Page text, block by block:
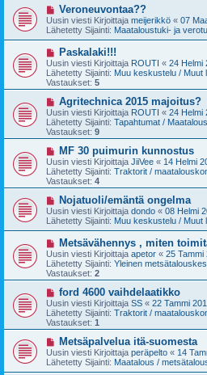
s
t
U
u
s
i
v
e
s
t
Veroneuvontaa??
Uusin viesti Kirjoittaja meijerikkö « 07
Lähetetty Sijainti: Maataloustuki- ja
U
u
s
i
v
e
s
t
i
Paskalaki!!!
Uusin viesti Kirjoittaja ROUTI « 24 Helmi
Lähetetty Sijainti: Muu keskustelu / Muut
Vastaukset: 5
U
u
s
i
v
e
s
t
i
Agritechnica 2015 majoitus?
Uusin viesti Kirjoittaja ROUTI « 24 Helmi
Lähetetty Sijainti: Tapahtumat /
Vastaukset: 9
U
u
s
i
v
e
s
t
MF 30 puimurin kunnostus
Uusin viesti Kirjoittaja JiiVee « 14 Helmi
Lähetetty Sijainti: Traktorit /
Vastaukset: 4
U
u
s
i
v
e
s
t
Nojatuoli/emäntä ongelma
Uusin viesti Kirjoittaja dondo « 08 Helmi
Lähetetty Sijainti: Muu keskustelu / Muut
U
u
s
i
v
e
s
t
i
Metsävähennys , miten
Uusin viesti Kirjoittaja apetor « 25 Tammi
Lähetetty Sijainti: Yleinen
Vastaukset: 2
U
u
s
i
v
e
s
t
ford 4600 vaihdelaatikko
Uusin viesti Kirjoittaja SS « 22 Tammi
Lähetetty Sijainti: Traktorit /
Vastaukset: 1
U
u
s
i
Metsäpalvelua itä-suomesta
Uusin viesti Kirjoittaja peräpelto « 14
Lähetetty Sijainti: Maatalous /